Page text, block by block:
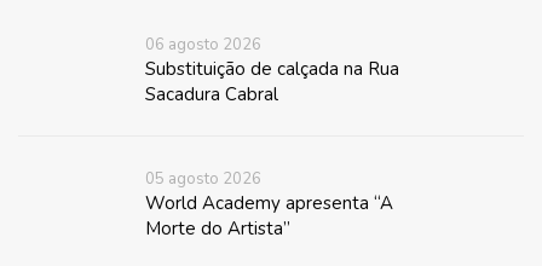
06 agosto 2026
Substituição de calçada na Rua
Sacadura Cabral
05 agosto 2026
World Academy apresenta “A
Morte do Artista”